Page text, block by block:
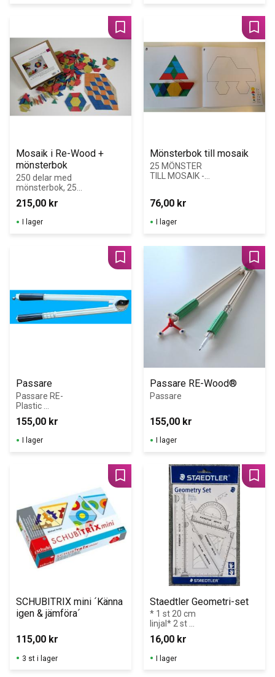
Mosaik i Re-Wood +
mönsterbok
250 delar med
mönsterbok, 25
mönster
215,00 kr
Lägg till i favoriter
I lager
Mönsterbok till mosaik
25 MÖNSTER
TILL MOSAIK -
olika
sida lättare i
svårare baksida
76,00 kr
I lager
Passare
Passare RE-
Plastic
(återvunnen
plast)
155,00 kr
Lägg till i favoriter
I lager
Passare RE-Wood®
Passare
155,00 kr
I lager
SCHUBITRIX mini ´Känna
igen & jämföra´
115,00 kr
Lägg till i favoriter
3 st i lager
Staedtler Geometri-set
* 1 st 20 cm
linjal* 2 st
vinkelhakar
45/45 och
60/30* 1 st
gradskiva 9 cm
16,00 kr
I lager